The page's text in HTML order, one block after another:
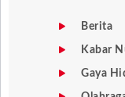
Berita
Kabar
Gaya